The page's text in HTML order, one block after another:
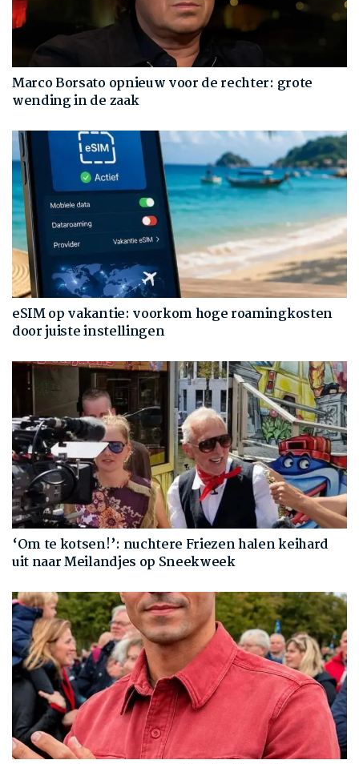
Marco Borsato opnieuw voor de rechter: grote
wending in de zaak
eSIM op vakantie: voorkom hoge roamingkosten
door juiste instellingen
‘Om te kotsen!’: nuchtere Friezen halen keihard
uit naar Meilandjes op Sneekweek